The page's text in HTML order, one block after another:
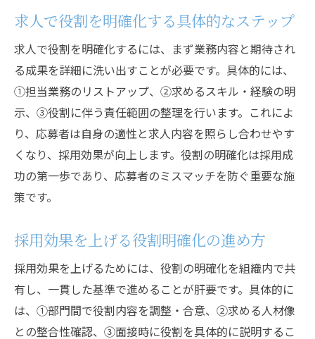
求人で役割を明確化する具体的なステップ
求人で役割を明確化するには、まず業務内容と期待され
る成果を詳細に洗い出すことが必要です。具体的には、
①担当業務のリストアップ、②求めるスキル・経験の明
示、③役割に伴う責任範囲の整理を行います。これによ
り、応募者は自身の適性と求人内容を照らし合わせやす
くなり、採用効果が向上します。役割の明確化は採用成
功の第一歩であり、応募者のミスマッチを防ぐ重要な施
策です。
採用効果を上げる役割明確化の進め方
採用効果を上げるためには、役割の明確化を組織内で共
有し、一貫した基準で進めることが肝要です。具体的に
は、①部門間で役割内容を調整・合意、②求める人材像
との整合性確認、③面接時に役割を具体的に説明するこ